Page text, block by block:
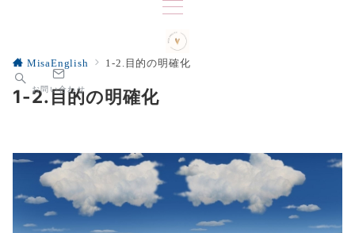
お問い合わせ
MisaEnglish 1-2.目的の明確化
1-2.目的の明確化